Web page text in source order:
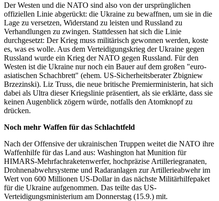
Der Westen und die NATO sind also von der ursprünglichen
offiziellen Linie abgerückt: die Ukraine zu bewaffnen, um sie in die
Lage zu versetzen, Widerstand zu leisten und Russland zu
Verhandlungen zu zwingen. Stattdessen hat sich die Linie
durchgesetzt: Der Krieg muss militärisch gewonnen werden, koste
es, was es wolle. Aus dem Verteidigungskrieg der Ukraine gegen
Russland wurde ein Krieg der NATO gegen Russland. Für den
Westen ist die Ukraine nur noch ein Bauer auf dem großen "euro-
asiatischen Schachbrett" (ehem. US-Sicherheitsberater Zbigniew
Brzezinski). Liz Truss, die neue britische Premierministerin, hat sich
dabei als Ultra dieser Kriegslinie präsentiert, als sie erklärte, dass sie
keinen Augenblick zögern würde, notfalls den Atomknopf zu
drücken.
Noch mehr Waffen für das Schlachtfeld
Nach der Offensive der ukrainischen Truppen weitet die NATO ihre
Waffenhilfe für das Land aus: Washington hat Munition für
HIMARS-Mehrfachraketenwerfer, hochpräzise Artilleriegranaten,
Drohnenabwehrsysteme und Radaranlagen zur Artillerieabwehr im
Wert von 600 Millionen US-Dollar in das nächste Militärhilfepaket
für die Ukraine aufgenommen. Das teilte das US-
Verteidigungsministerium am Donnerstag (15.9.) mit.